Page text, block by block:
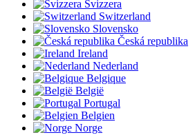
Svizzera
Switzerland
Slovensko
Česká republika
Ireland
Nederland
Belgique
België
Portugal
Belgien
Norge